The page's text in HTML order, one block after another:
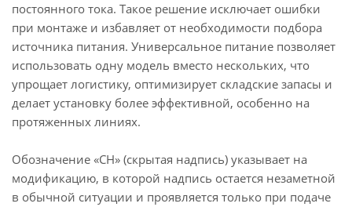
постоянного тока. Такое решение исключает ошибки
при монтаже и избавляет от необходимости подбора
источника питания. Универсальное питание позволяет
использовать одну модель вместо нескольких, что
упрощает логистику, оптимизирует складские запасы и
делает установку более эффективной, особенно на
протяженных линиях.
Обозначение «СН» (скрытая надпись) указывает на
модификацию, в которой надпись остается незаметной
в обычной ситуации и проявляется только при подаче